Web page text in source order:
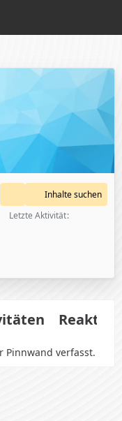
Inhalte suchen
Letzte Aktivität
Pinnwand verfasst.